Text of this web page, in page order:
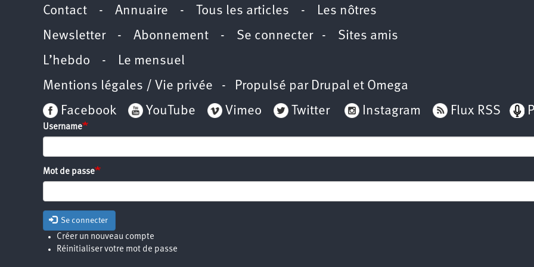
Contact - Annuaire - Tous les articles - Les nôtres
Newsletter- Abonnement - Se connecter- Sites amis
L’hebdo - Le mensuel
Mentions légales / Vie privée - Propulsé par Drupal et Omega
Facebook
YouTube Vimeo Twitter Instagram Flux RSS
Username
Mot de passe
Se connecter
Créer un nouveau compte
Réinitialiser votre mot de passe